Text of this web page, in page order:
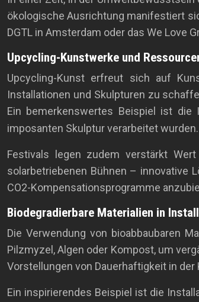
ökologische Ausrichtung manifestiert
DGTL in Amsterdam oder das We Love
Upcycling-Kunstwerke und
Upcycling-Kunst erfreut sich auf
Installationen und Skulpturen zu
Ein bemerkenswertes Beispiel ist die
imposanten Skulptur verarbeitet wurden.
Festivals legen zudem verstärkt
solarbetriebenen Bühnen – innovative
CO2-Kompensationsprogramme
Biodegradierbare Materialien in
Die Verwendung von bioabbaubaren
Pilzmyzel, Algen oder Kompost, um
Vorstellungen von Dauerhaftigkeit in
Ein inspirierendes Beispiel ist die